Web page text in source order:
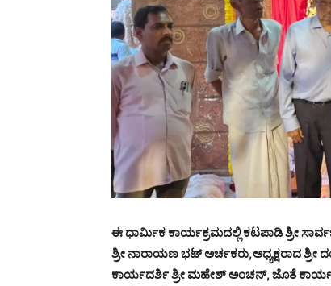
ಈ ಧಾರ್ಮಿಕ ಕಾರ್ಯಕ್ರಮದಲ್ಲಿ ಕಟಪಾಡಿ ಶ್ರೀ
ಶ್ರೀ ನಾರಾಯಣ ಭಟ್ ಅರ್ಚಕರು,ಅಧ್ಯಕ್ಷರಾದ ಶ್ರೀ
ಕಾರ್ಯದರ್ಶಿ ಶ್ರೀ ಮಹೇಶ್ ಅಂಚನ್, ಜೊತೆ